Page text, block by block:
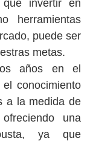
invertir en
herramientas
puede ser
metas.
años en el
conocimiento
a la medida de
una
ya que